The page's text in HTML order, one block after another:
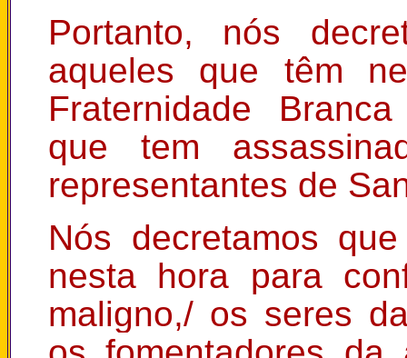
Portanto, nós
aqueles que têm
Fraternidade
que tem
representantes de
Nós decretamos
nesta hora para
maligno,/ os seres